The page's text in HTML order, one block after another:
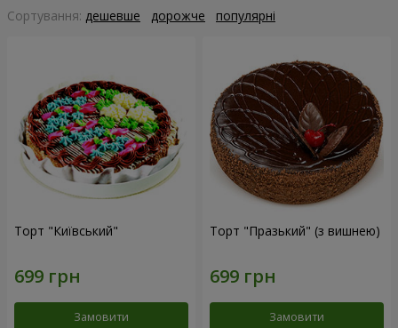
Сортування: дешевше дорожче популярні
Торт "Київський"
Замовити
Торт "Празький" (з вишнею)
Замовити